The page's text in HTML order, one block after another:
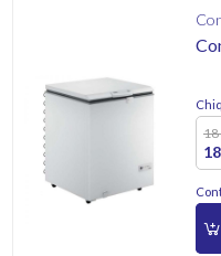
18